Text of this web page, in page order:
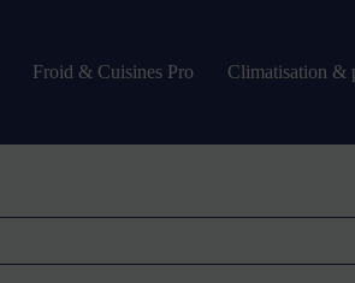
Froid & Cuisines Pro Climatisation &